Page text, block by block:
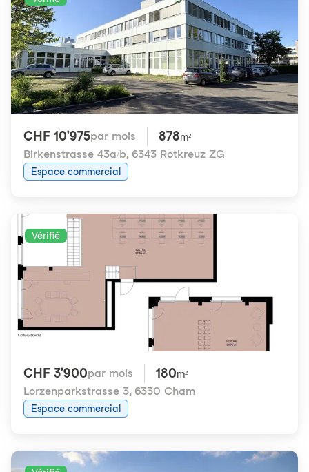
CHF 10'975par mois 878m²
Birkenstrasse 43a/b, 6343 Rotkreuz ZG
Espace commercial
Vérifié
CHF 3'900par mois 180m²
Lorzenparkstrasse 3, 6330 Cham
Espace commercial